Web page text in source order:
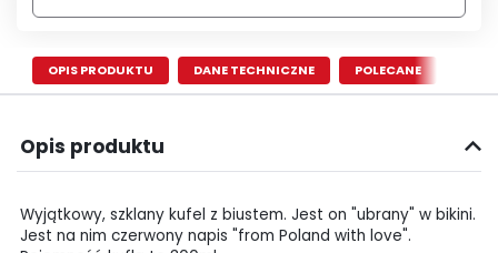
OPIS PRODUKTU DANE TECHNICZNE POLECANE
Opis produktu
Wyjątkowy, szklany kufel z biustem. Jest on "ubrany" w bikini.
Jest na nim czerwony napis "from Poland with love".